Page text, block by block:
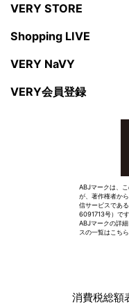
VERY STORE
Shopping LIVE
VERY NaVY
VERY会員登録
ABJマークは、
が、著作権者か
信サービスであ
6091713号）です
ABJマークの詳
スの一覧はこちら
消費税総額